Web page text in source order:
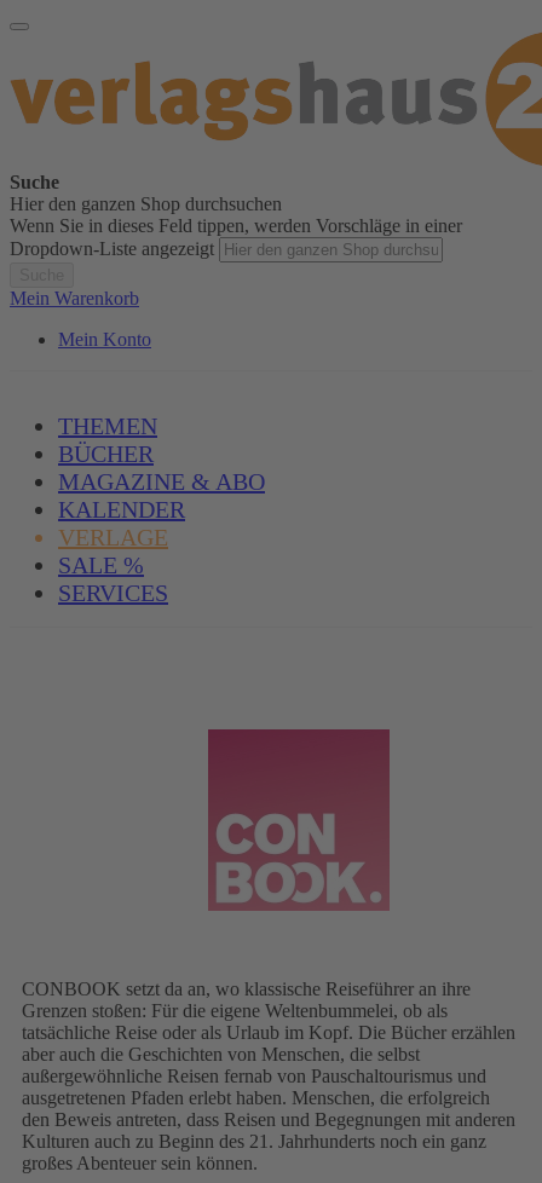
Suche
Hier den ganzen Shop durchsuchen
Wenn Sie in dieses Feld tippen, werden Vorschläge in einer
Dropdown-Liste angezeigt
Mein Warenkorb
Mein Konto
THEMEN
BÜCHER
MAGAZINE & ABO
KALENDER
VERLAGE
SALE %
SERVICES
CONBOOK setzt da an, wo klassische Reiseführer an ihre
Grenzen stoßen: Für die eigene Weltenbummelei, ob als
tatsächliche Reise oder als Urlaub im Kopf. Die Bücher erzählen
aber auch die Geschichten von Menschen, die selbst
außergewöhnliche Reisen fernab von Pauschaltourismus und
ausgetretenen Pfaden erlebt haben. Menschen, die erfolgreich
den Beweis antreten, dass Reisen und Begegnungen mit anderen
Kulturen auch zu Beginn des 21. Jahrhunderts noch ein ganz
großes Abenteuer sein können.